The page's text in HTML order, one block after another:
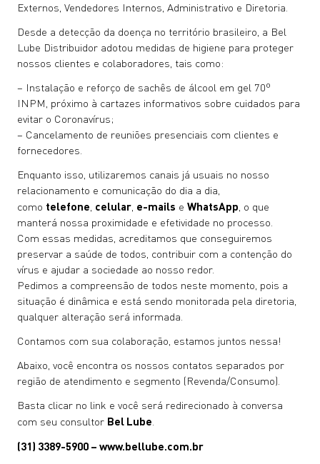
Externos, Vendedores Internos, Administrativo e Diretoria.
Desde a detecção da doença no território brasileiro, a Bel
Lube Distribuidor adotou medidas de higiene para proteger
nossos clientes e colaboradores, tais como:
– Instalação e reforço de sachês de álcool em gel 70º
INPM, próximo à cartazes informativos sobre cuidados para
evitar o Coronavírus;
– Cancelamento de reuniões presenciais com clientes e
fornecedores.
Enquanto isso, utilizaremos canais já usuais no nosso
relacionamento e comunicação do dia a dia,
como telefone, celular, e-mails e WhatsApp, o que
manterá nossa proximidade e efetividade no processo.
Com essas medidas, acreditamos que conseguiremos
preservar a saúde de todos, contribuir com a contenção do
vírus e ajudar a sociedade ao nosso redor.
Pedimos a compreensão de todos neste momento, pois a
situação é dinâmica e está sendo monitorada pela diretoria,
qualquer alteração será informada.
Contamos com sua colaboração, estamos juntos nessa!
Abaixo, você encontra os nossos contatos separados por
região de atendimento e segmento (Revenda/Consumo).
Basta clicar no link e você será redirecionado à conversa
com seu consultor Bel Lube.
(31) 3389-5900 – www.bellube.com.br